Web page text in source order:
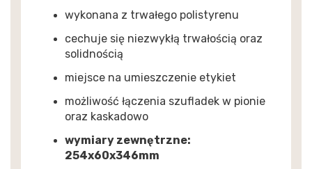
wykonana z trwałego polistyrenu
cechuje się niezwykłą trwałością oraz
solidnością
miejsce na umieszczenie etykiet
możliwość łączenia szufladek w pionie
oraz kaskadowo
wymiary zewnętrzne:
254x60x346mm